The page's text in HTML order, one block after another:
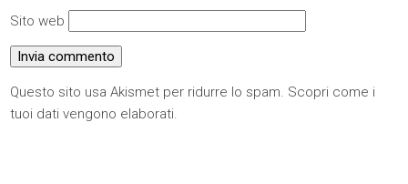
Sito web
Questo sito usa Akismet per ridurre lo spam. Scopri come i
tuoi dati vengono elaborati.